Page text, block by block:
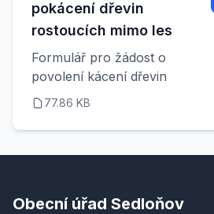
pokácení dřevin
rostoucích mimo les
Formulář pro žádost o
povolení kácení dřevin
77.86 KB
Obecní úřad Sedloňov